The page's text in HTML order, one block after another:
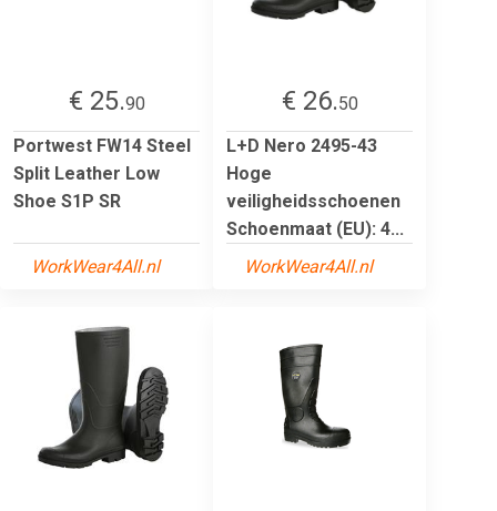
€ 25.90
Portwest FW14 Steel
Split Leather Low
Shoe S1P SR
WorkWear4All.nl
€ 26.50
L+D Nero 2495-43
Hoge
veiligheidsschoenen
Schoenmaat (EU): 4...
WorkWear4All.nl